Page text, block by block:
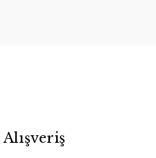
Alışveriş